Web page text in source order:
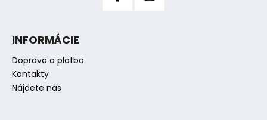
INFORMÁCIE
Doprava a platba
Kontakty
Nájdete nás